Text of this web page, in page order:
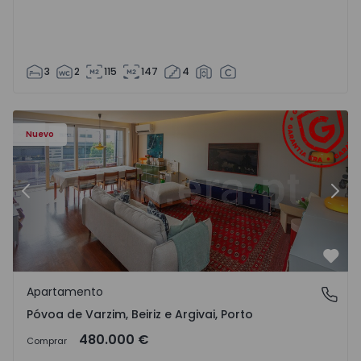
3 2 115 147 4
Nuevo
e Argivai - 1574602 - 20
Apartamento T3 Póvoa de Varzim, Póvoa de Varzim,
Anterior
Póvoa de Varzim, Beiriz e Argivai, Porto
Apartamento
Póvoa de Varzim, Beiriz e Argivai, Porto
Comprar 480.000 €